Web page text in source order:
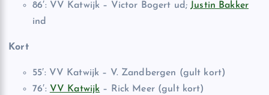
86′: VV Katwijk – Victor Bogert ud; Justin Bakker
ind
Kort
55′: VV Katwijk – V. Zandbergen (gult kort)
76′: VV Katwijk – Rick Meer (gult kort)